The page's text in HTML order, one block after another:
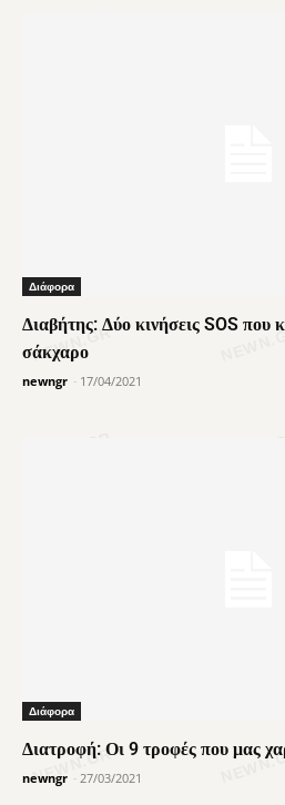
Διάφορα
Διαβήτης: Δύο κινήσεις SOS που
σάκχαρο
newngr - 17/04/2021
Διάφορα
Διατροφή: Οι 9 τροφές που μας
newngr - 27/03/2021